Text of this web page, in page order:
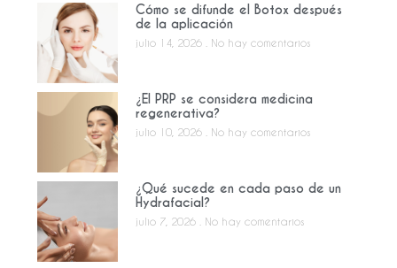
Cómo se difunde el Botox después
de la aplicación
julio 14, 2026 No hay comentarios
¿El PRP se considera medicina
regenerativa?
julio 10, 2026 No hay comentarios
¿Qué sucede en cada paso de un
Hydrafacial?
julio 7, 2026 No hay comentarios